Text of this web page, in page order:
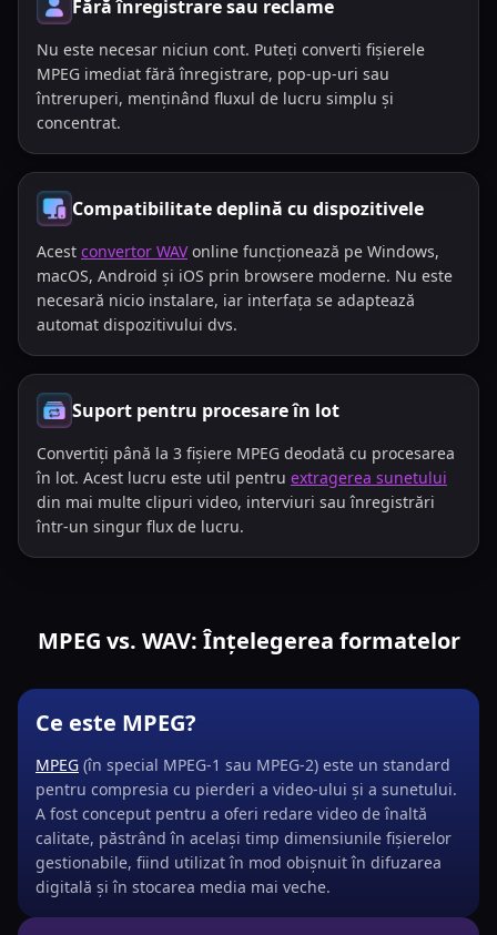
Fără înregistrare sau reclame
Nu este necesar niciun cont. Puteți converti fișierele
MPEG imediat fără înregistrare, pop-up-uri sau
întreruperi, menținând fluxul de lucru simplu și
concentrat.
Compatibilitate deplină cu dispozitivele
Acest convertor WAVonline funcționează pe Windows,
macOS, Android și iOS prin browsere moderne. Nu este
necesară nicio instalare, iar interfața se adaptează
automat dispozitivului dvs.
Suport pentru procesare în lot
Convertiți până la 3 fișiere MPEG deodată cu procesarea
în lot. Acest lucru este util pentru extragerea sunetului
din mai multe clipuri video, interviuri sau înregistrări
într-un singur flux de lucru.
MPEG vs. WAV: Înțelegerea formatelor
Ce este MPEG?
MPEG (în special MPEG-1 sau MPEG-2) este un standard
pentru compresia cu pierderi a video-ului și a sunetului.
A fost conceput pentru a oferi redare video de înaltă
calitate, păstrând în același timp dimensiunile fișierelor
gestionabile, fiind utilizat în mod obișnuit în difuzarea
digitală și în stocarea media mai veche.